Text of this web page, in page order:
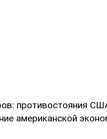
противостояния
американской